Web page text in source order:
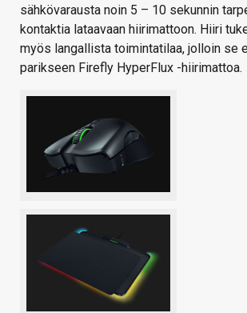
sähkövarausta noin 5 – 10 sekunnin
kontaktia lataavaan hiirimattoon. Hiiri
myös langallista toimintatilaa, jolloin se
parikseen Firefly HyperFlux -hiirimattoa.